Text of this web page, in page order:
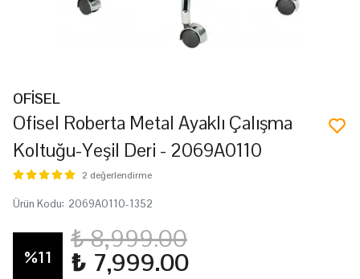
OFİSEL
Ofisel Roberta Metal Ayaklı Çalışma
Koltuğu-Yeşil Deri - 2069A0110
2 değerlendirme
Ürün Kodu: 2069A0110-1352
%11
₺ 8,999.00
₺ 7,999.00